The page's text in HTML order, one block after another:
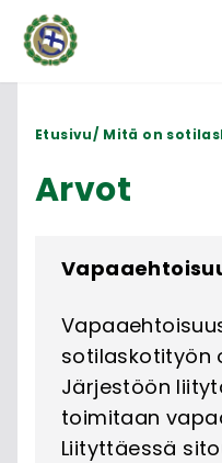
Etusivu Mitä on
Arvot
sotilaskotityön
Järjestöön
toimitaan
Liityttäessä